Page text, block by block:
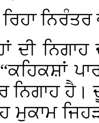
ਰਿਹਾ
ਦੀ
ਨਿਗਾਹ ਹੈ।
ਮੁਕਾਮ